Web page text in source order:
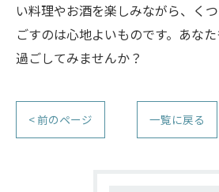
い料理やお酒を楽しみながら、く
ごすのは心地よいものです。あな
過ごしてみませんか？
< 前のページ 一覧に戻る